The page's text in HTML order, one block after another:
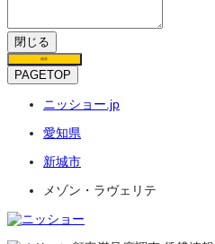
閉じる
保存
PAGETOP
ニッショー.jp
愛知県
新城市
メゾン・ラヴェリテ